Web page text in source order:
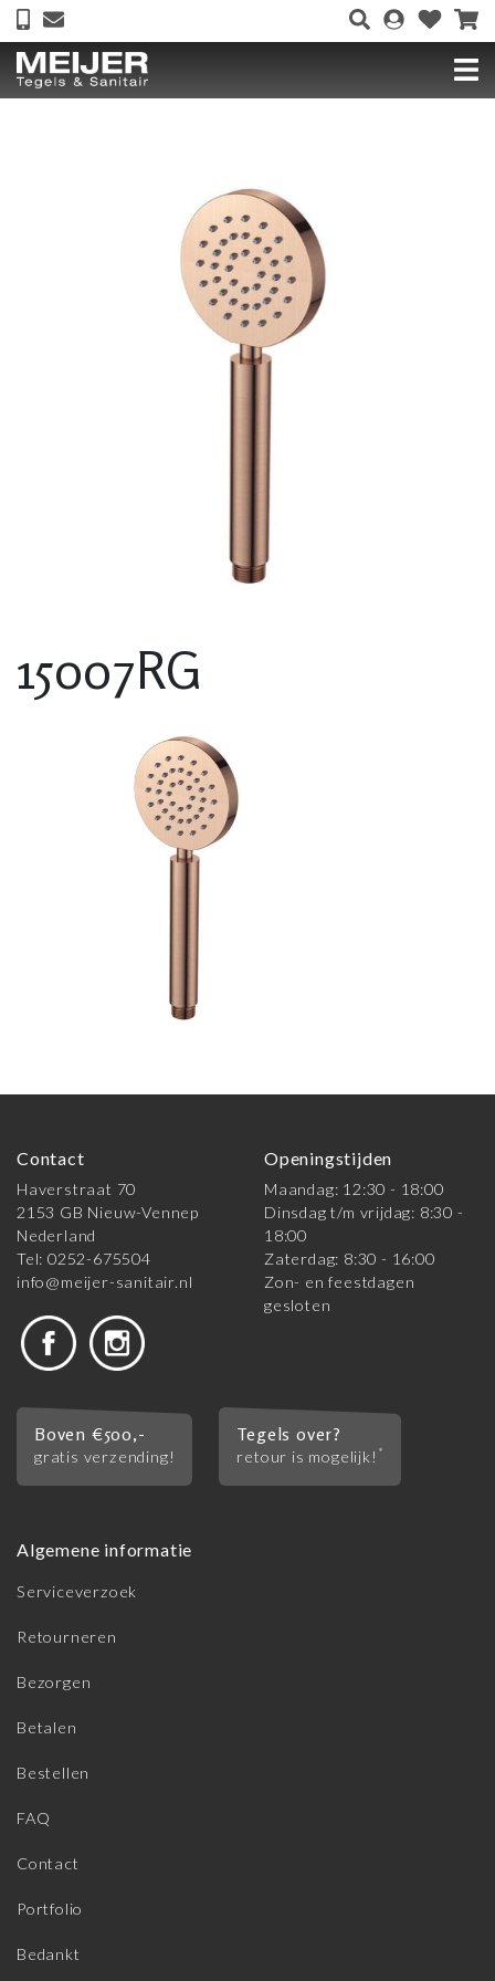
15007RG
Contact
Haverstraat 70
2153 GB Nieuw-Vennep
Nederland
Tel: 0252-675504
info@meijer-sanitair.nl
Openingstijden
Maandag: 12:30 - 18:00
Dinsdag t/m vrijdag: 8:30 -
18:00
Zaterdag: 8:30 - 16:00
Zon- en feestdagen
gesloten
Boven €500,-
gratis verzending!
Tegels over?
retour is mogelijk! *
Algemene informatie
Serviceverzoek
Retourneren
Bezorgen
Betalen
Bestellen
FAQ
Contact
Portfolio
Bedankt